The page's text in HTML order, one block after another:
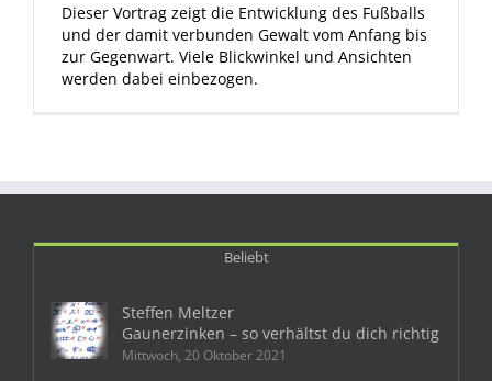
Dieser Vortrag zeigt die Entwicklung des Fußballs
und der damit verbunden Gewalt vom Anfang bis
zur Gegenwart. Viele Blickwinkel und Ansichten
werden dabei einbezogen.
Beliebt
Steffen Meltzer
Gaunerzinken – so verhältst du dich richtig
Mittwoch, 20 Oktober 2021